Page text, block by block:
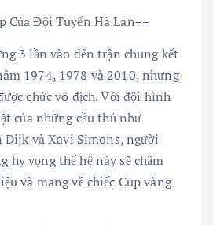
Của Đội Tuyển Hà Lan==
3 lần vào đến trận chung kết
1974, 1978 và 2010, nhưng
chức vô địch. Với đội hình
của những cầu thủ như
và Xavi Simons, người
hy vọng thế hệ này sẽ chấm
và mang về chiếc Cup vàng